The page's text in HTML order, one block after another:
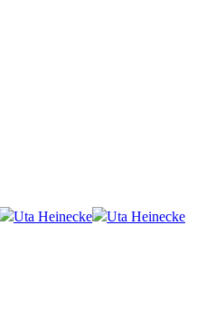
Uta Heinecke
Uta Heinecke